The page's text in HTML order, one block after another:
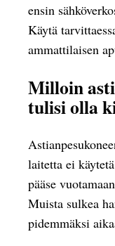
ensin
Käytä
ammattilaisen
Milloin
tulisi olla
laitetta ei
pääse
Muista sulkea
pidemmäksi